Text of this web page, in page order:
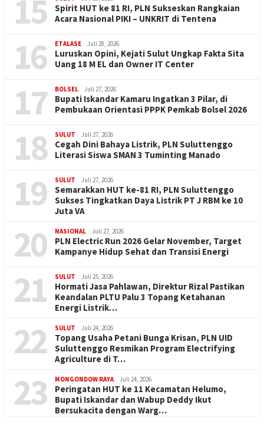
15
Spirit HUT ke 81 RI, PLN Sukseskan Rangkaian
Acara Nasional PIKI – UNKRIT di Tentena
16 ETALASE Juli 28, 2026
Luruskan Opini, Kejati Sulut Ungkap Fakta Sita
Uang 18 M EL dan Owner IT Center
17 BOLSEL Juli 27, 2026
Bupati Iskandar Kamaru Ingatkan 3 Pilar, di
Pembukaan Orientasi PPPK Pemkab Bolsel 2026
18 SULUT Juli 27, 2026
Cegah Dini Bahaya Listrik, PLN Suluttenggo
Literasi Siswa SMAN 3 Tuminting Manado
19 SULUT Juli 27, 2026
Semarakkan HUT ke-81 RI, PLN Suluttenggo
Sukses Tingkatkan Daya Listrik PT J RBM ke 10
Juta VA
20 NASIONAL Juli 27, 2026
PLN Electric Run 2026 Gelar November, Target
Kampanye Hidup Sehat dan Transisi Energi
21 SULUT Juli 25, 2026
Hormati Jasa Pahlawan, Direktur Rizal Pastikan
Keandalan PLTU Palu 3 Topang Ketahanan
Energi Listrik…
22 SULUT Juli 24, 2026
Topang Usaha Petani Bunga Krisan, PLN UID
Suluttenggo Resmikan Program Electrifying
Agriculture di T…
23 MONGONDOW RAYA Juli 24, 2026
Peringatan HUT ke 11 Kecamatan Helumo,
Bupati Iskandar dan Wabup Deddy Ikut
Bersukacita dengan Warg…